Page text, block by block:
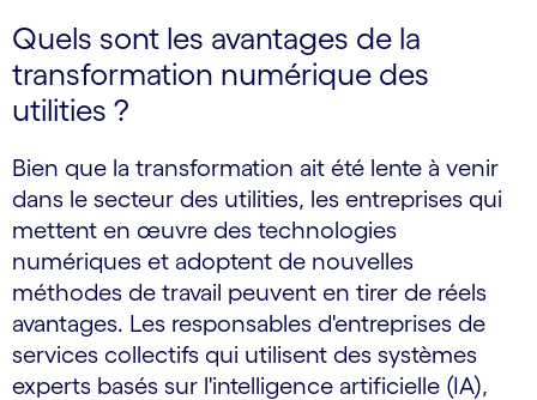
Quels sont les avantages de la
transformation numérique des
utilities ?
Bien que la transformation ait été lente à venir
dans le secteur des utilities, les entreprises qui
mettent en œuvre des technologies
numériques et adoptent de nouvelles
méthodes de travail peuvent en tirer de réels
avantages. Les responsables d'entreprises de
services collectifs qui utilisent des systèmes
experts basés sur l'intelligence artificielle (IA),